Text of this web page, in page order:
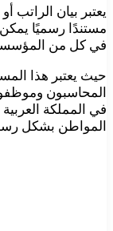
يعتبر بيان الراتب
مستندًا رسميًا
في كل من
حيث يعتبر هذا
المحاسبون
في المملكة
المواطن بشكل